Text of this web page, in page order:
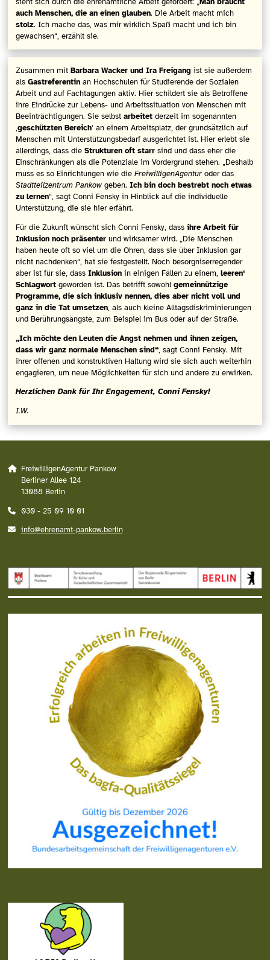
auch Menschen, die an einen glauben. Die Arbeit macht mich
stolz. Ich mache das, was mir wirklich Spaß macht und ich bin
gewachsen“, erzählt sie.
Zusammen mit Barbara Wacker und Ira Freigangist sie außerdem
als Gastreferentin an Hochschulen für Studierende der Sozialen
Arbeit und auf Fachtagungen aktiv. Hier schildert sie als Betroffene
ihre Eindrücke zur Lebens- und Arbeitssituation von Menschen mit
Beeinträchtigungen. Sie selbst arbeitet derzeit im sogenannten
,geschützten Bereich‘ an einem Arbeitsplatz, der grundsätzlich auf
Menschen mit Unterstützungsbedarf ausgerichtet ist. Hier erlebt sie
allerdings, dass die Strukturen oft starrsind und dass eher die
Einschränkungen als die Potenziale im Vordergrund stehen. „Deshalb
muss es so Einrichtungen wie die FreiwilligenAgenturoder das
Stadtteilzentrum Pankowgeben. Ich bin doch bestrebt noch etwas
zu lernen“, sagt Conni Fensky in Hinblick auf die individuelle
Unterstützung, die sie hier erfährt.
Für die Zukunft wünscht sich Conni Fensky, dass ihre Arbeit für
Inklusion noch präsenterund wirksamer wird. „Die Menschen
haben heute oft so viel um die Ohren, dass sie über Inklusion gar
nicht nachdenken“, hat sie festgestellt. Noch besorgniserregender
aber ist für sie, dass Inklusion in einigen Fällen zu einem, leeren‘
Schlagwortgeworden ist. Das betrifft sowohlgemeinnützige
Programme, die sich inklusiv nennen, dies aber nicht voll und
ganz in die Tat umsetzen, als auch kleine Alltagsdiskriminierungen
und Berührungsängste, zum Beispiel im Bus oder auf der Straße.
„Ich möchte den Leuten die Angst nehmen und ihnen zeigen,
dass wir ganz normale Menschen sind“, sagt Conni Fensky. Mit
ihrer offenen und konstruktiven Haltung wird sie sich auch weiterhin
engagieren, um neue Möglichkeiten für sich und andere zu erwirken.
Herzlichen Dank für Ihr Engagement, Conni Fensky!
I.W.
FreiwilligenAgentur Pankow
Berliner Allee 124
13088 Berlin
030 - 25 09 10 01
info@ehrenamt-pankow.berlin